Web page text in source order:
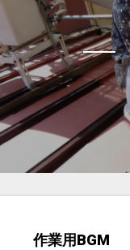
作業用BGM